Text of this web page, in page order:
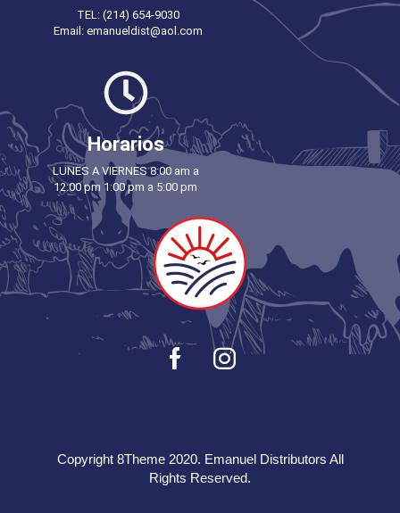
TEL: (214) 654-9030
Email: emanueldist@aol.com
Horarios
LUNES A VIERNES 8:00 am a
12:00 pm 1:00 pm a 5:00 pm
Copyright 8Theme 2020. Emanuel Distributors All
Rights Reserved.